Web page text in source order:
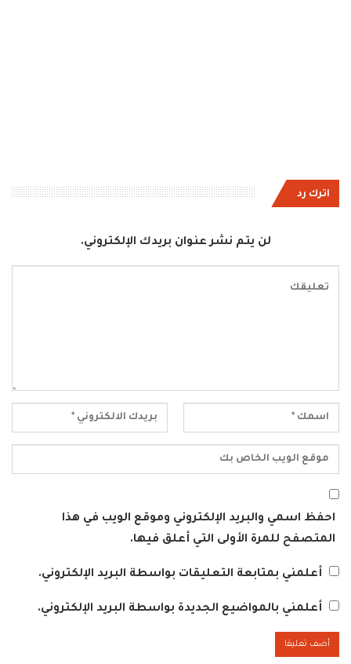
اترك رد
لن يتم نشر عنوان بريدك الإلكتروني.
احفظ اسمي والبريد الإلكتروني وموقع الويب في هذا
المتصفح للمرة الأولى التي أعلق فيها.
أعلمني بمتابعة التعليقات بواسطة البريد الإلكتروني.
أعلمني بالمواضيع الجديدة بواسطة البريد الإلكتروني.